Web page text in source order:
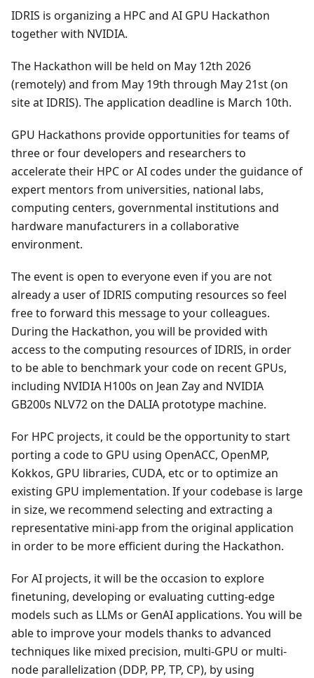
IDRIS is organizing a HPC and AI GPU Hackathon
together with NVIDIA.
The Hackathon will be held on May 12th 2026
(remotely) and from May 19th through May 21st (on
site at IDRIS). The application deadline is March 10th.
GPU Hackathons provide opportunities for teams of
three or four developers and researchers to
accelerate their HPC or AI codes under the guidance of
expert mentors from universities, national labs,
computing centers, governmental institutions and
hardware manufacturers in a collaborative
environment.
The event is open to everyone even if you are not
already a user of IDRIS computing resources so feel
free to forward this message to your colleagues.
During the Hackathon, you will be provided with
access to the computing resources of IDRIS, in order
to be able to benchmark your code on recent GPUs,
including NVIDIA H100s on Jean Zay and NVIDIA
GB200s NLV72 on the DALIA prototype machine.
For HPC projects, it could be the opportunity to start
porting a code to GPU using OpenACC, OpenMP,
Kokkos, GPU libraries, CUDA, etc or to optimize an
existing GPU implementation. If your codebase is large
in size, we recommend selecting and extracting a
representative mini-app from the original application
in order to be more efficient during the Hackathon.
For AI projects, it will be the occasion to explore
finetuning, developing or evaluating cutting-edge
models such as LLMs or GenAI applications. You will be
able to improve your models thanks to advanced
techniques like mixed precision, multi-GPU or multi-
node parallelization (DDP, PP, TP, CP), by using